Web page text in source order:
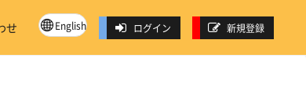
せ English ログイン 新規登録